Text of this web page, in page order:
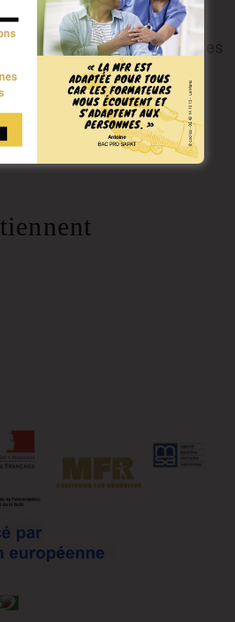
Personnes et Aux Territoires
des Risques liés à l’Activité
du Travail
de l’expérience